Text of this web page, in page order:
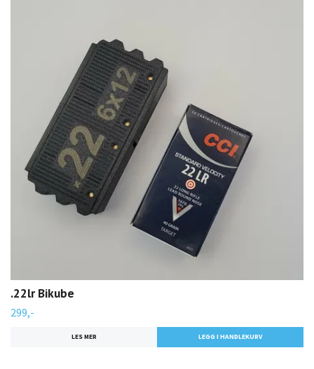
.22lr Bikube
299,-
LES MER LEGG I HANDLEKURV